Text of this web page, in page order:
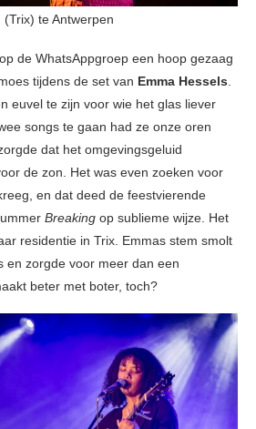
te Antwerpen
de WhatsAppgroep een hoop gezaag
tijdens de set van Emma Hessels.
euvel te zijn voor wie het glas liever
songs te gaan had ze onze oren
dat het omgevingsgeluid
de zon. Het was even zoeken voor
en dat deed de feestvierende
Breaking op sublieme wijze. Het
residentie in Trix. Emmas stem smolt
en zorgde voor meer dan een
beter met boter, toch?